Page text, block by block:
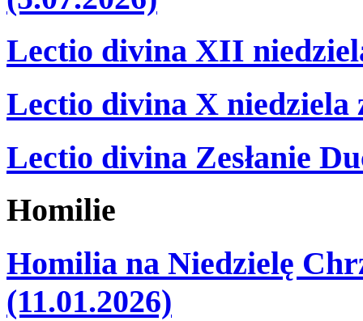
Lectio divina XII
Lectio divina X niedziela
Lectio divina Zesłanie
Homilie
Homilia na Niedzielę
(11.01.2026)